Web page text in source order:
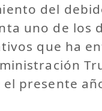
del
uno de los
que ha
presente